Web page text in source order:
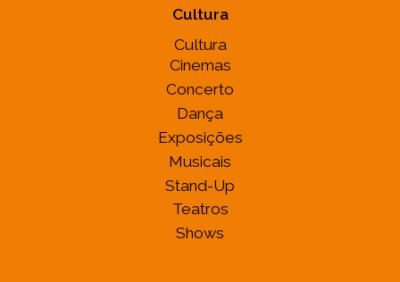
Cultura
Cultura
Cinemas
Concerto
Dança
Exposições
Musicais
Stand-Up
Teatros
Shows